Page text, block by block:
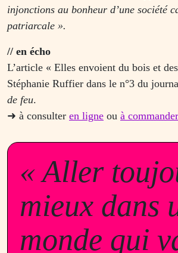
injonctions au bonheur d’une société
patriarcale ».
// en écho
L’article « Elles envoient du bois et
Stéphanie Ruffier dans le n°3 du
de feu.
➜ à consulter en ligne ou à
« Aller
mieux dans
monde qui